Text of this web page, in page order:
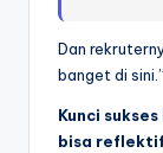
Dan
banget di sini.”
Kunci
bisa